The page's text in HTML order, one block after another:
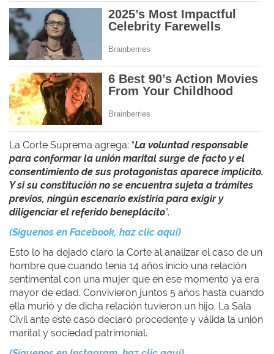
La Corte Suprema agrega: “La voluntad responsable
para conformar la unión marital surge de facto y el
consentimiento de sus protagonistas aparece implícito.
Y si su constitución no se encuentra sujeta a trámites
previos, ningún escenario existiría para exigir y
diligenciar el referido beneplácito”.
(Síguenos en Facebook, haz clic aquí)
Esto lo ha dejado claro la Corte al analizar el caso de un
hombre que cuando tenía 14 años inicio una relación
sentimental con una mujer que en ese momento ya era
mayor de edad. Convivieron juntos 5 años hasta cuando
ella murió y de dicha relación tuvieron un hijo. La Sala
Civil ante este caso declaró procedente y válida la unión
marital y sociedad patrimonial.